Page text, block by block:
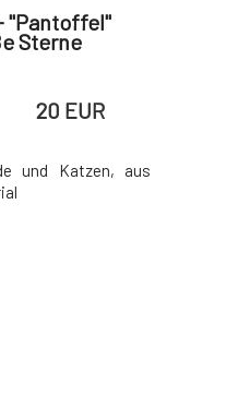
"Pantoffel"
Sterne
20 EUR
und Katzen, aus